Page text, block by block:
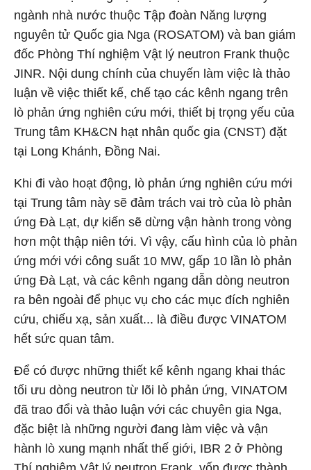
ngành nhà nước thuộc Tập đoàn Năng lượng
nguyên tử Quốc gia Nga (ROSATOM) và ban giám
đốc Phòng Thí nghiệm Vật lý neutron Frank thuộc
JINR. Nội dung chính của chuyến làm việc là thảo
luận về việc thiết kế, chế tạo các kênh ngang trên
lò phản ứng nghiên cứu mới, thiết bị trọng yếu của
Trung tâm KH&CN hạt nhân quốc gia (CNST) đặt
tại Long Khánh, Đồng Nai.
Khi đi vào hoạt động, lò phản ứng nghiên cứu mới
tại Trung tâm này sẽ đảm trách vai trò của lò phản
ứng Đà Lạt, dự kiến sẽ dừng vận hành trong vòng
hơn một thập niên tới. Vì vậy, cấu hình của lò phản
ứng mới với công suất 10 MW, gấp 10 lần lò phản
ứng Đà Lạt, và các kênh ngang dẫn dòng neutron
ra bên ngoài để phục vụ cho các mục đích nghiên
cứu, chiếu xạ, sản xuất... là điều được VINATOM
hết sức quan tâm.
Để có được những thiết kế kênh ngang khai thác
tối ưu dòng neutron từ lõi lò phản ứng, VINATOM
đã trao đổi và thảo luận với các chuyên gia Nga,
đặc biệt là những người đang làm việc và vận
hành lò xung mạnh nhất thế giới, IBR 2 ở Phòng